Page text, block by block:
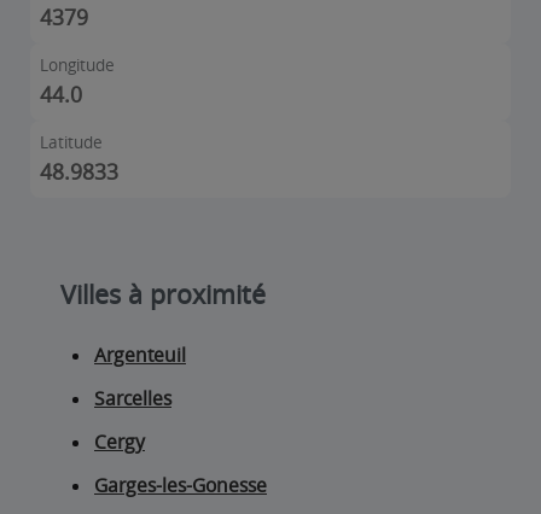
4379
Longitude
44.0
Latitude
48.9833
Villes à proximité
Argenteuil
Sarcelles
Cergy
Garges-les-Gonesse